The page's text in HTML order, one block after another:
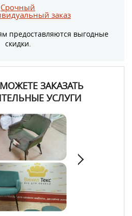
Срочный
заказ
предоставляются выгодные
скидки.
ЗАКАЗАТЬ
УСЛУГИ